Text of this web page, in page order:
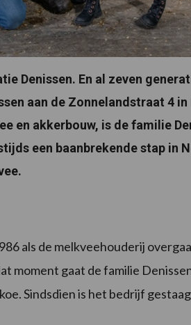
Denissen. En al zeven
aan de Zonnelandstraat 4
en akkerbouw, is de familie
een baanbrekende stap in
als de melkveehouderij
moment gaat de familie
Sindsdien is het bedrijf